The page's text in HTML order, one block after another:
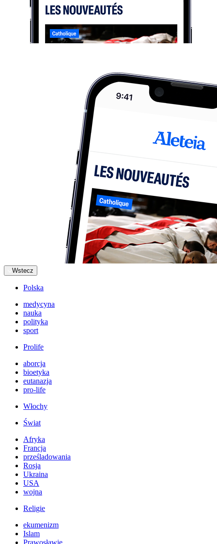
Wstecz
Polska
medycyna
nauka
polityka
sport
Prolife
aborcja
bioetyka
eutanazja
pro-life
Włochy
Świat
Afryka
Francja
prześladowania
Rosja
Ukraina
USA
wojna
Religie
ekumenizm
Islam
Prawosławie